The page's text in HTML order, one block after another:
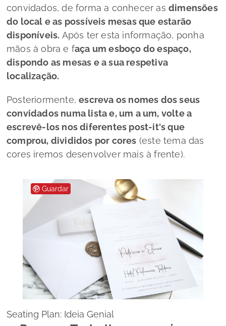
convidados, de forma a conhecer asdimensões
do local e as possíveis mesas que estarão
disponíveis. Após ter esta informação, ponha
mãos à obra e faça um esboço do espaço,
dispondo as mesas e a sua respetiva
localização.
Posteriormente,escreva os nomes dos seus
convidados numa lista e, um a um, volte a
escrevê-los nos diferentes post-it's que
comprou, divididos por cores (este tema das
cores iremos desenvolver mais à frente).
Guardar
Seating Plan: Ideia Genial